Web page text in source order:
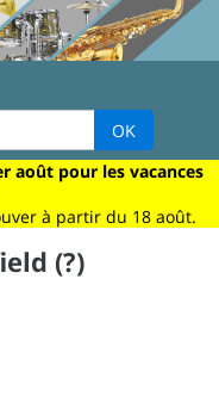
OK
août pour les vacances
à partir du 18 août.
(?)